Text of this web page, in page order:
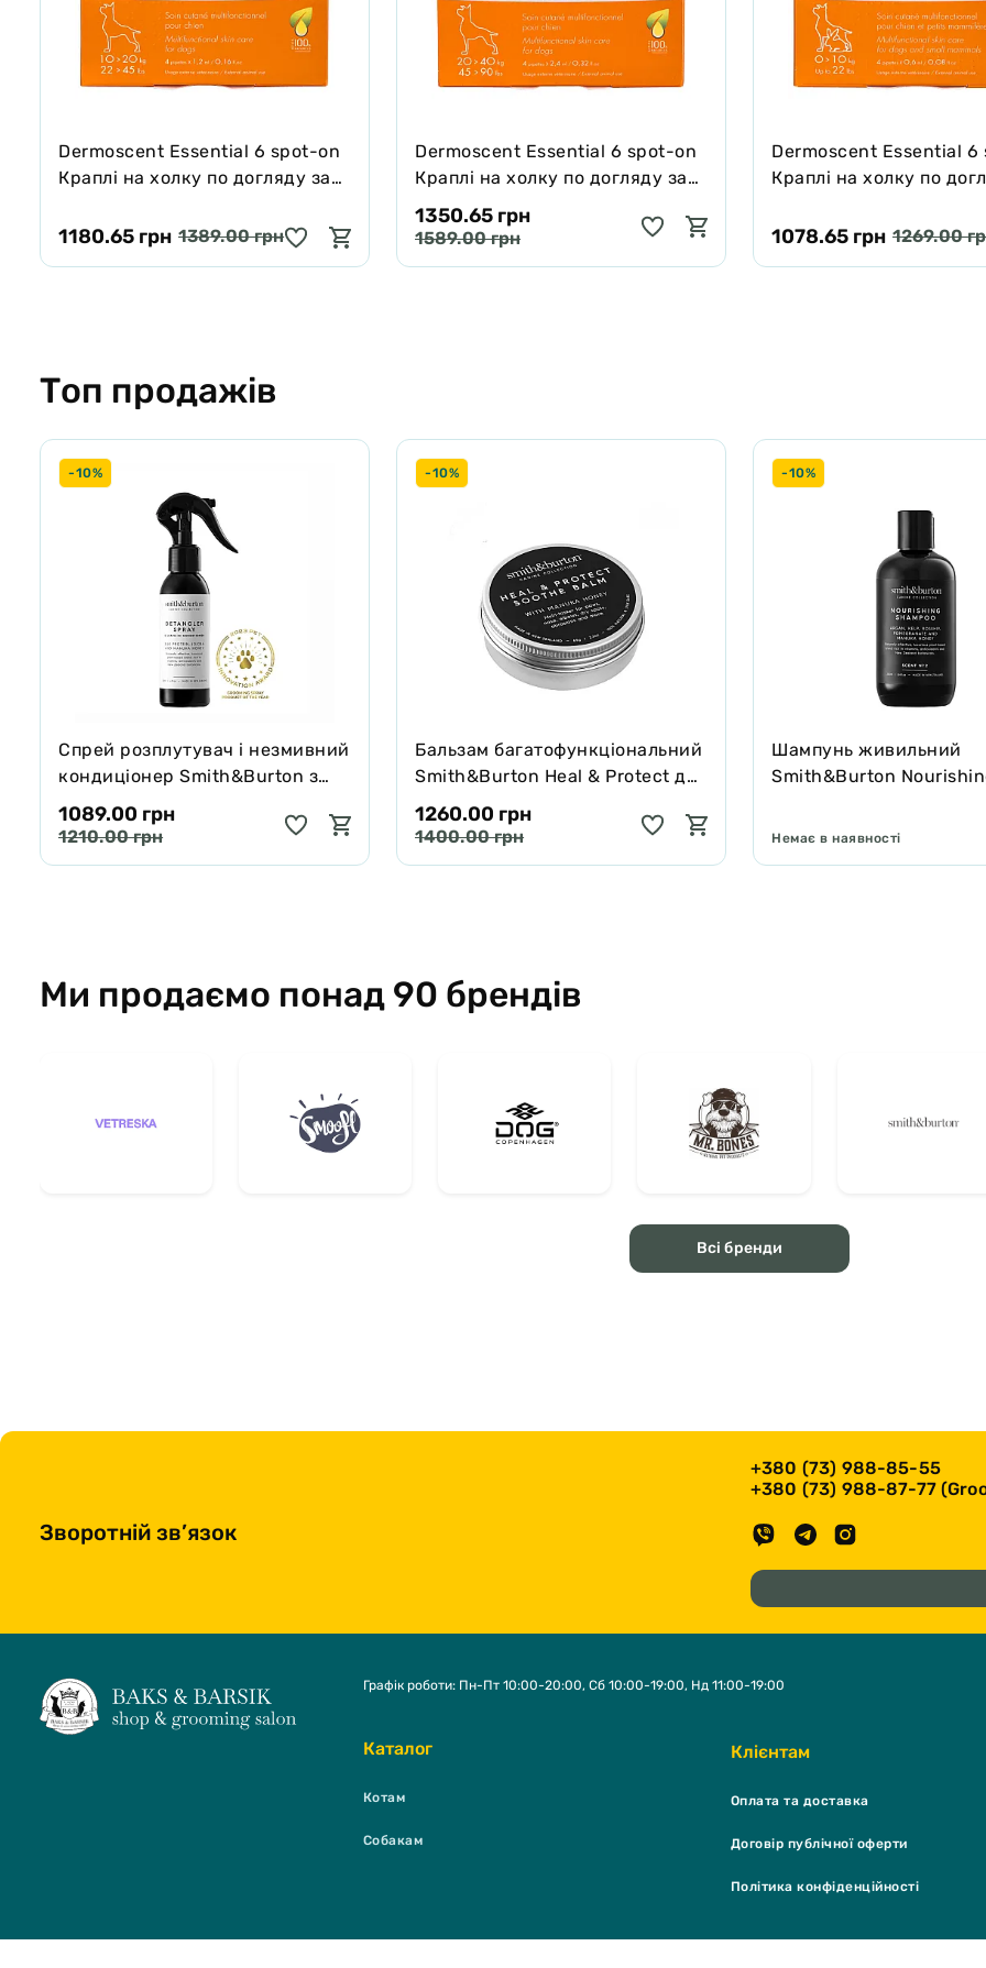
Dermoscent Essential 6 spot-on
Краплі на холку по догляду за
кг)
1180.65 грн 1389.00 грн
Dermoscent Essential 6 spot-on
Краплі на холку по догляду за
шкірою і шерстю собак (20-40
кг)
1350.65 грн
1589.00 грн
Dermoscent Essential 6
Краплі на холку по
кг)
1078.65 грн 1269.00
Топ продажів
-10%
Спрей розплутувач і незмивний
кондиціонер Smith&Burton з
протеїнами шовку для шерсті
собак і котів 125 мл
1089.00 грн
1210.00 грн
-10%
Бальзам багатофункціональний
Smith&Burton Heal & Protect для
собак і котів зцілює та захищає
65 г
1260.00 грн
1400.00 грн
-10%
Шампунь живильний
Smith&Burton
подвійної шерсті
Немає в наявності
Ми продаємо понад 90 брендів
Всі бренди
Зворотній зв’язок
+380 (73) 988-85-55
+380 (73) 988-87-77
Каталог
Котам
Собакам
Клієнтам
Оплата та доставка
Договір публічної оферти
Політика конфіденційності
Графік роботи: Пн-Пт 10:00-20:00, Сб 10:00-19:00, Нд 11:00-19:00